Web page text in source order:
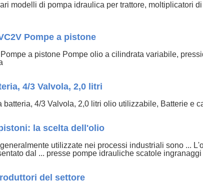
modelli di pompa idraulica per trattore, moltiplicatori
Pompe a pistone
a pistone Pompe olio a cilindrata variabile,
4/3 Valvola, 2,0 litri
4/3 Valvola, 2,0 litri olio utilizzabile, Batterie e
la scelta dell'olio
utilizzate nei processi industriali sono ...
dal ... presse pompe idrauliche scatole
del settore